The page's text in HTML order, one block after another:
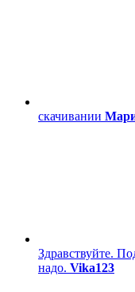
скачивании
Здравствуйте.
надо. Vika123